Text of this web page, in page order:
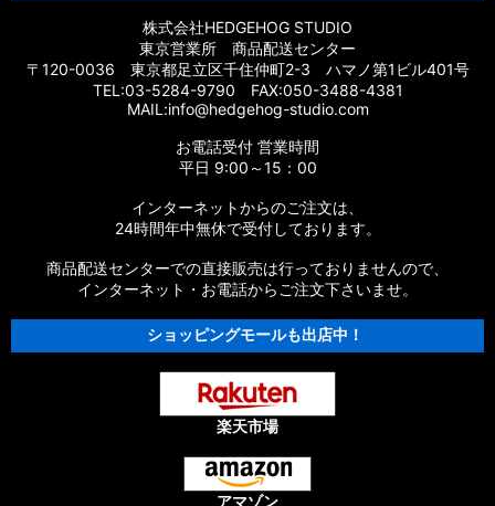
株式会社HEDGEHOG STUDIO
東京営業所 商品配送センター
〒120-0036 東京都足立区千住仲町2-3 ハマノ第1ビル401号
TEL:03-5284-9790 FAX:050-3488-4381
MAIL:info@hedgehog-studio.com
お電話受付 営業時間
平日 9:00～15：00
インターネットからのご注文は、
24時間年中無休で受付しております。
商品配送センターでの直接販売は行っておりませんので、
インターネット・お電話からご注文下さいませ。
ショッピングモールも出店中！
楽天市場
アマゾン